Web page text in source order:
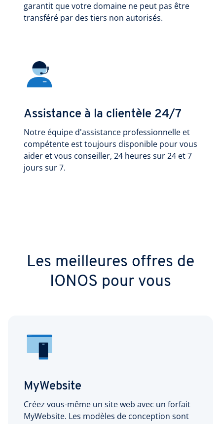
garantit que votre domaine ne peut pas être
transféré par des tiers non autorisés.
Assistance à la clientèle 24/7
Notre équipe d'assistance professionnelle et
compétente est toujours disponible pour vous
aider et vous conseiller, 24 heures sur 24 et 7
jours sur 7.
Les meilleures offres de
IONOS pour vous
MyWebsite
Créez vous-même un site web avec un forfait
MyWebsite. Les modèles de conception sont